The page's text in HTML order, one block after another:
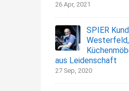
26 Apr, 2021
SPIER
Westerfeld,
aus Leidenschaft
27 Sep, 2020